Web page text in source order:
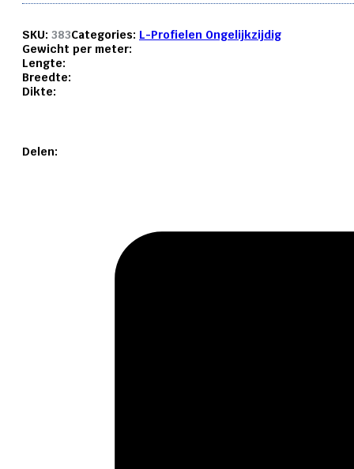
SKU: 383Categories: L-Profielen Ongelijkzijdig
Gewicht per meter:
Lengte:
Breedte:
Dikte:
Delen: